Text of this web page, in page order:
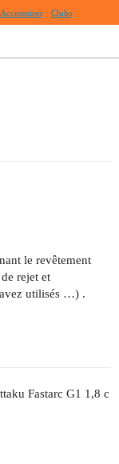
Accessoires Clubs
le revêtement
rejet et
avez utilisés …) .
Fastarc G1 1,8 c